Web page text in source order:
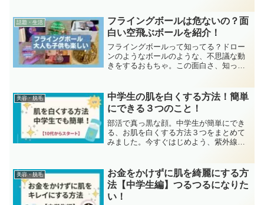
話題・生活
フライングボールは危ないの？面
白い空飛ぶボールを紹介！
フライングボールって知ってる？ドロー
ンのようなボールのような、不思議な動
きをするおもちゃ。この面白さ、知って
美容・脱毛
中学生の肌を白くする方法！簡単
にできる３つのこと！
部活で真っ黒な顔。中学生が簡単にでき
る、お肌を白くする方法３つをまとめて
みました。今すぐはじめよう、紫外線対
（中学生）のお肌。白くプルプルなんで
す。しかも男の子！なぜな...
美容・脱毛
お金をかけずに肌を綺麗にする方
法【中学生編】つるつるになりた
い！